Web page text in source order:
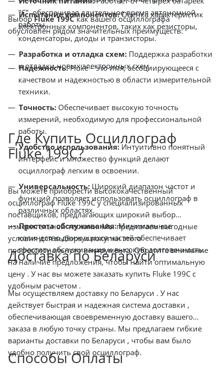
"C", обеспечивая длительное время автономной
работы.
Испытание компонентов:Оценка характеристик
электронных компонентов, таких как резисторы,
конденсаторы, диоды и транзисторы.
Разработка и отладка схем: Поддержка разработки
и отладки новых электронных схем.
ВыборFluke 199Cкак вашего осциллографа
обусловлен рядом значительных преимуществ:
Надежность:Fluke – это имя, ассоциирующееся с
качеством и надежностью в области измерительной
техники.
Точность: Обеспечивает высокую точность
измерений, необходимую для профессиональной
работы.
Удобство использования: Интуитивно понятный
интерфейс и множество функций делают
осциллограф легким в освоении.
Универсальность: Широкий диапазон частот и
функций позволяет использовать осциллограф в
различных областях.
Простота обслуживания:Минимальное
количество движущихся частей обеспечивает
простоту обслуживания и высокую долговечность.
Где Купить Осциллограф
Fluke 199C?
Вы можете приобрести высококачественный
осциллограф Fluke 199C у специализированных
поставщиков, предлагающих широкий выбор
измерительной техники. Мы предлагаем выгодные
условия для выбора и покупки этого
профессионального инструмента. Обратите внимание
на наличие предложения, чтобы найти оптимальную
цену . У нас вы можете заказать купить Fluke 199C с
удобным расчетом .
Доставка по Беларуси
Мы осуществляем доставку по Беларуси . У нас
действует быстрая и надежная система доставки ,
обеспечивающая своевременную доставку вашего
заказа в любую точку страны. Мы предлагаем гибкие
варианты доставки по Беларуси , чтобы вам было
удобно получить свой осциллограф.
Способы Оплаты